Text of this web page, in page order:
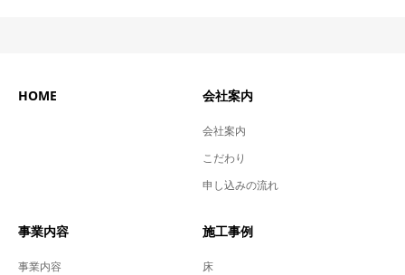
HOME 会社案内
会社案内
こだわり
申し込みの流れ
事業内容
事業内容
施工事例
床